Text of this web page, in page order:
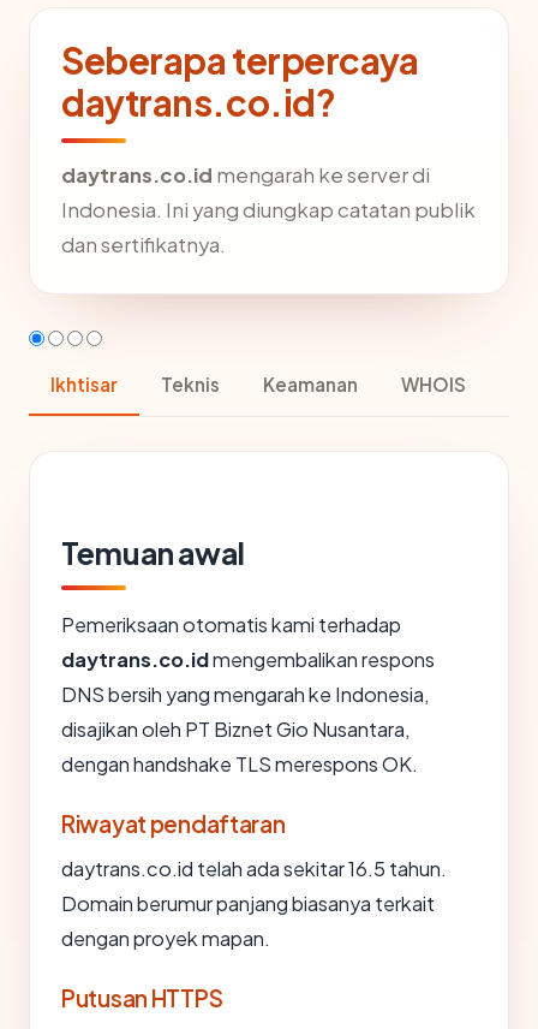
Seberapa terpercaya
daytrans.co.id?
daytrans.co.id mengarah ke server di
Indonesia. Ini yang diungkap catatan publik
dan sertifikatnya.
Ikhtisar Teknis Keamanan WHOIS
Temuan awal
Pemeriksaan otomatis kami terhadap
daytrans.co.idmengembalikan respons
DNS bersih yang mengarah ke Indonesia,
disajikan oleh PT Biznet Gio Nusantara,
dengan handshake TLS merespons OK.
Riwayat pendaftaran
daytrans.co.id telah ada sekitar 16.5 tahun.
Domain berumur panjang biasanya terkait
dengan proyek mapan.
Putusan HTTPS